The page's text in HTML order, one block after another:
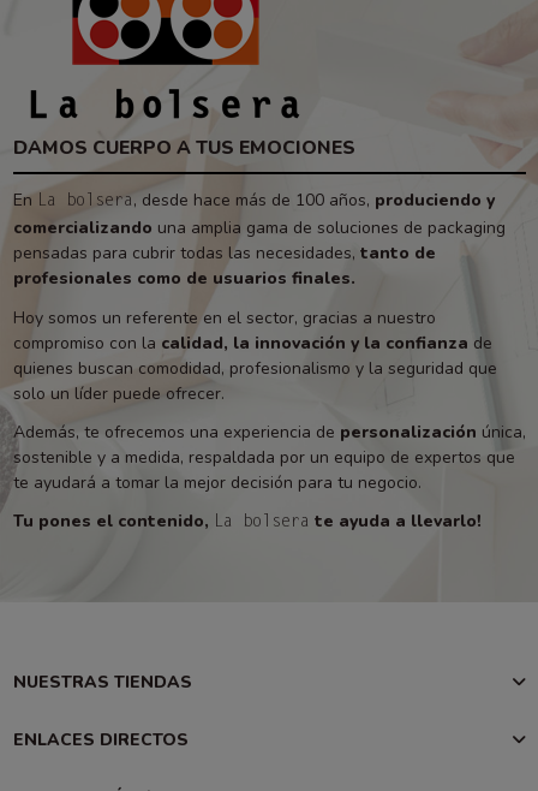
DAMOS CUERPO A TUS EMOCIONES
En La bolsera , desde hace más de 100 años, produciendo y
comercializando una amplia gama de soluciones de packaging
pensadas para cubrir todas las necesidades, tanto de
profesionales como de usuarios finales.
Hoy somos un referente en el sector, gracias a nuestro
compromiso con la calidad, la innovación y la confianza de
quienes buscan comodidad, profesionalismo y la seguridad que
solo un líder puede ofrecer.
Además, te ofrecemos una experiencia de personalización única,
sostenible y a medida, respaldada por un equipo de expertos que
te ayudará a tomar la mejor decisión para tu negocio.
Tu pones el contenido, La bolsera te ayuda a llevarlo!
NUESTRAS TIENDAS
ENLACES DIRECTOS